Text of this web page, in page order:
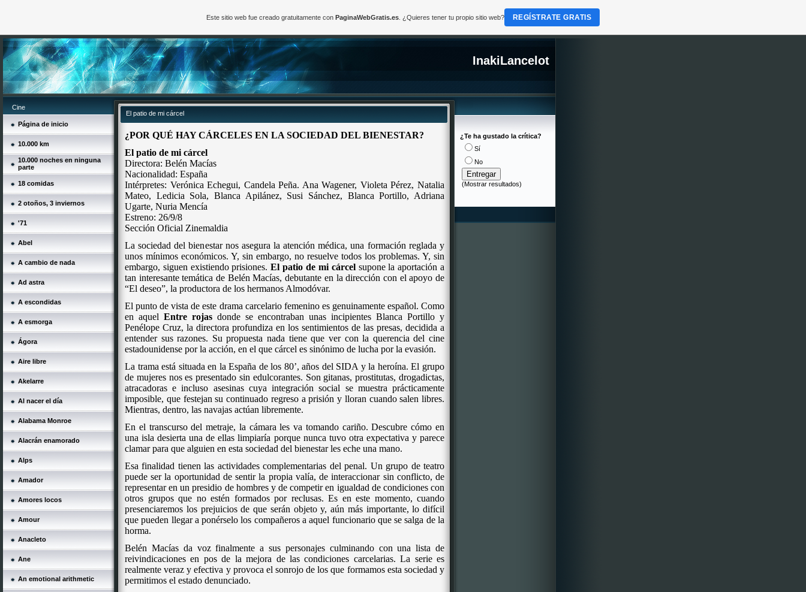
InakiLancelot
Cine
Página de inicio
10.000 km
10.000 noches en ninguna
parte
18 comidas
2 otoños, 3 inviernos
'71
Abel
A cambio de nada
Ad astra
A escondidas
A esmorga
Ágora
Aire libre
Akelarre
Al nacer el día
Alabama Monroe
Alacrán enamorado
Alps
Amador
Amores locos
Amour
Anacleto
Ane
An emotional arithmetic
El patio de mi cárcel
¿POR QUÉ HAY CÁRCELES EN LA SOCIEDAD DEL BIENESTAR?
El patio de mi cárcel
Directora: Belén Macías
Nacionalidad: España
Intérpretes: Verónica Echegui, Candela Peña. Ana Wagener, Violeta Pérez, Natalia
Mateo, Ledicia Sola, Blanca Apilánez, Susi Sánchez, Blanca Portillo, Adriana
Ugarte, Nuria Mencía
Estreno: 26/9/8
Sección Oficial Zinemaldia
La sociedad del bienestar nos asegura la atención médica, una formación reglada y
unos mínimos económicos. Y, sin embargo, no resuelve todos los problemas. Y, sin
embargo, siguen existiendo prisiones.El patio de mi cárcelsupone la aportación a
tan interesante temática de Belén Macías, debutante en la dirección con el apoyo de
“El deseo”, la productora de los hermanos Almodóvar.
El punto de vista de este drama carcelario femenino es genuinamente español. Como
en aquel Entre rojas donde se encontraban unas incipientes Blanca Portillo y
Penélope Cruz, la directora profundiza en los sentimientos de las presas, decidida a
entender sus razones. Su propuesta nada tiene que ver con la querencia del cine
estadounidense por la acción, en el que cárcel es sinónimo de lucha por la evasión.
La trama está situada en la España de los 80’, años del SIDA y la heroína. El grupo
de mujeres nos es presentado sin edulcorantes. Son gitanas, prostitutas, drogadictas,
atracadoras e incluso asesinas cuya integración social se muestra prácticamente
imposible, que festejan su continuado regreso a prisión y lloran cuando salen libres.
Mientras, dentro, las navajas actúan libremente.
En el transcurso del metraje, la cámara les va tomando cariño. Descubre cómo en
una isla desierta una de ellas limpiaría porque nunca tuvo otra expectativa y parece
clamar para que alguien en esta sociedad del bienestar les eche una mano.
Esa finalidad tienen las actividades complementarias del penal. Un grupo de teatro
puede ser la oportunidad de sentir la propia valía, de interaccionar sin conflicto, de
representar en un presidio de hombres y de competir en igualdad de condiciones con
otros grupos que no estén formados por reclusas. Es en este momento, cuando
presenciaremos los prejuicios de que serán objeto y, aún más importante, lo difícil
que pueden llegar a ponérselo los compañeros a aquel funcionario que se salga de la
horma.
Belén Macías da voz finalmente a sus personajes culminando con una lista de
reivindicaciones en pos de la mejora de las condiciones carcelarias. La serie es
realmente veraz y efectiva y provoca el sonrojo de los que formamos esta sociedad y
permitimos el estado denunciado.
¿Te ha gustado la crítica?
Sí
No
(Mostrar resultados)
Este sitio web fue creado gratuitamente con PaginaWebGratis.es. ¿Quieres tener tu propio sitio web? REGÍSTRATE GRATIS